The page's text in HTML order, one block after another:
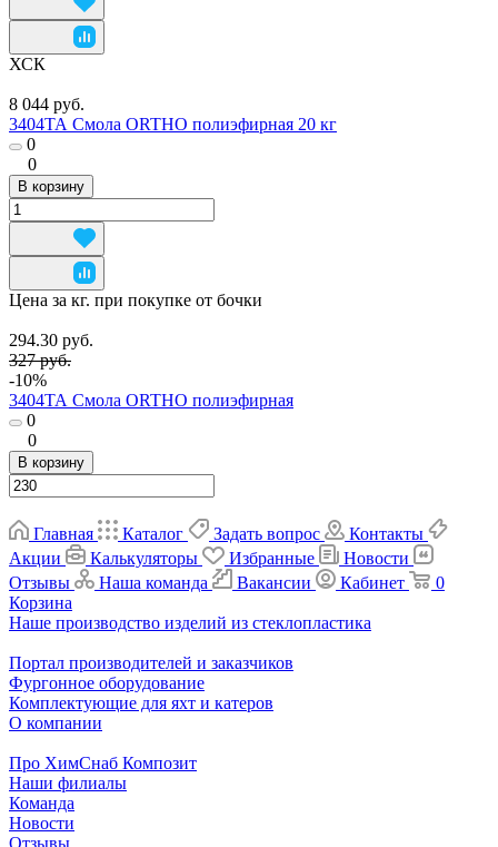
ХСК
8 044 руб.
3404ТА Смола ORTHO полиэфирная 20 кг
0
0
В корзину
Цена за кг. при покупке от бочки
294.30 руб.
327 руб.
-10%
3404ТА Смола ORTHO полиэфирная
0
0
В корзину
Главная Каталог Задать вопрос
Контакты
Акции
Калькуляторы Избранные
Новости
Отзывы
Наша команда Вакансии Кабинет
0
Корзина
Наше производство изделий из стеклопластика
Портал производителей и заказчиков
Фургонное оборудование
Комплектующие для яхт и катеров
О компании
Про ХимСнаб Композит
Наши филиалы
Команда
Новости
Отзывы